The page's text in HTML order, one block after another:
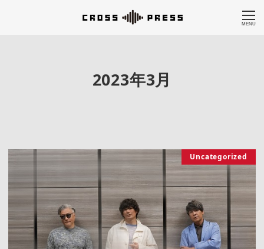
MENU
2023年3月
Uncategorized